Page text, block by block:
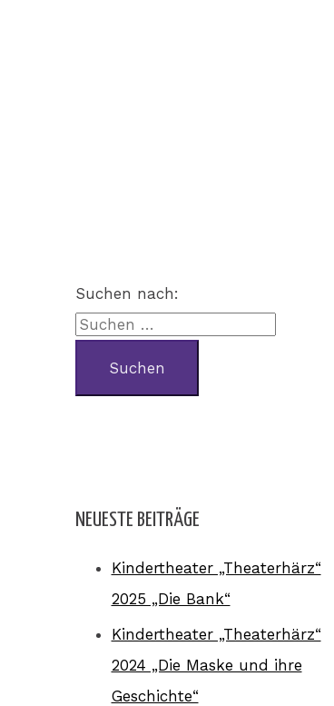
Suchen nach:
NEUESTE BEITRÄGE
Kindertheater „Theaterhärz“
2025 „Die Bank“
Kindertheater „Theaterhärz“
2024 „Die Maske und ihre
Geschichte“